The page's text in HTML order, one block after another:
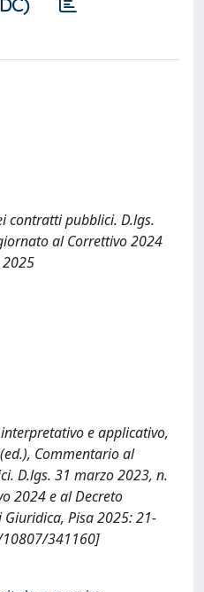
contratti pubblici. D.lgs.
al Correttivo 2024
e applicativo,
Commentario al
D.lgs. 31 marzo 2023, n.
2024 e al Decreto
Pisa 2025: 21-
341160]